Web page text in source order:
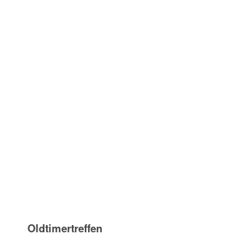
Oldtimertreffen